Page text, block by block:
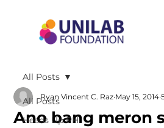
All Posts
Heads Up PH
All Posts
Ano bang meron
Ryan Vincent C. Raz May 15, 2014